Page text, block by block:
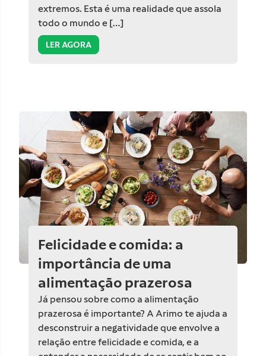
extremos. Esta é uma realidade que assola
todo o mundo e […]
LER AGORA
Felicidade e comida: a
importância de uma
alimentação prazerosa
Já pensou sobre como a alimentação
prazerosa é importante? A Arimo te ajuda a
desconstruir a negatividade que envolve a
relação entre felicidade e comida, e a